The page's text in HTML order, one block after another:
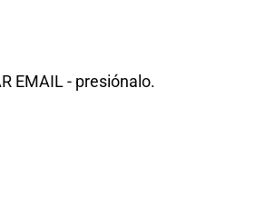
EMAIL - presiónalo.